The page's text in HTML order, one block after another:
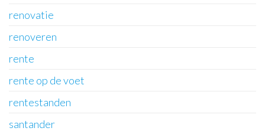
renovatie
renoveren
rente
rente op de voet
rentestanden
santander